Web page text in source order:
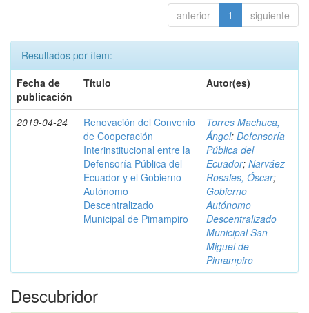
anterior 1 siguiente
Resultados por ítem:
Fecha de
publicación
Título Autor(es)
2019-04-24
Renovación del Convenio
de Cooperación
Interinstitucional entre la
Defensoría Pública del
Ecuador y el Gobierno
Autónomo
Descentralizado
Municipal de Pimampiro
Torres Machuca,
Ángel; Defensoría
Pública del
Ecuador; Narváez
Rosales, Óscar;
Gobierno
Autónomo
Descentralizado
Municipal San
Miguel de
Pimampiro
Descubridor